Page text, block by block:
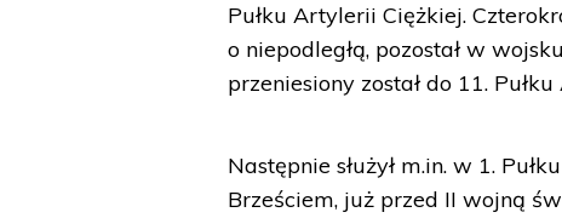
Pułku Artylerii Ciężkiej.
o niepodległą, pozostał w
przeniesiony został do 11.
Następnie służył m.in. w 1.
Brześciem, już przed II wojną